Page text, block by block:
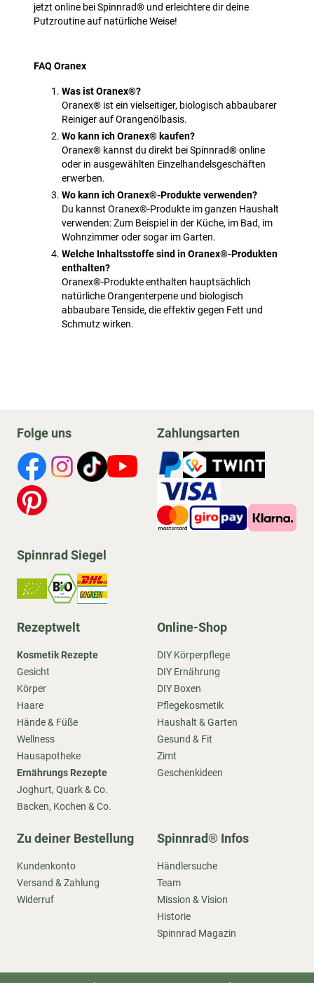
jetzt online bei Spinnrad® und erleichtere dir deine
Putzroutine auf natürliche Weise!
FAQ Oranex
Was ist Oranex®?
Oranex® ist ein vielseitiger, biologisch abbaubarer
Reiniger auf Orangenölbasis.
Wo kann ich Oranex® kaufen?
Oranex® kannst du direkt bei Spinnrad® online
oder in ausgewählten Einzelhandelsgeschäften
erwerben.
Wo kann ich Oranex®-Produkte verwenden?
Du kannst Oranex®-Produkte im ganzen Haushalt
verwenden: Zum Beispiel in der Küche, im Bad, im
Wohnzimmer oder sogar im Garten.
Welche Inhaltsstoffe sind in Oranex®-Produkten
enthalten?
Oranex®-Produkte enthalten hauptsächlich
natürliche Orangenterpene und biologisch
abbaubare Tenside, die effektiv gegen Fett und
Schmutz wirken.
Folge uns Zahlungsarten
Spinnrad Siegel
Rezeptwelt
Kosmetik Rezepte
Gesicht
Körper
Haare
Hände & Füße
Wellness
Hausapotheke
Ernährungs Rezepte
Joghurt, Quark & Co.
Backen, Kochen & Co.
Online-Shop
DIY Körperpflege
DIY Ernährung
DIY Boxen
Pflegekosmetik
Haushalt & Garten
Gesund & Fit
Zimt
Geschenkideen
Zu deiner Bestellung
Kundenkonto
Versand & Zahlung
Widerruf
Spinnrad® Infos
Händlersuche
Team
Mission & Vision
Historie
Spinnrad Magazin